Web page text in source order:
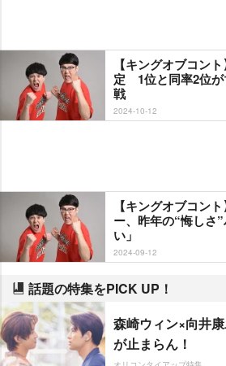
【キングオブコン
定 1位と同率2位が
戦
2024-10-12
【キングオブコン
ー、昨年の“悔しさ
い」
2024-09-12
話題の特集をPICK UP！
森崎ウィン×向井
が止まらん！